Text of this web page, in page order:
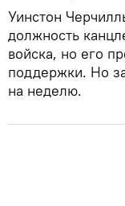
Уинстон
должность
войска, но его
поддержки. Но
на неделю.